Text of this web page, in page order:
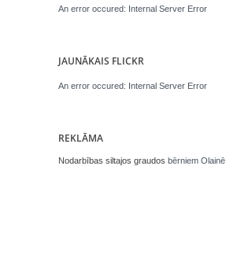
An error occured: Internal Server Error
JAUNĀKAIS FLICKR
An error occured: Internal Server Error
REKLĀMA
Nodarbības siltajos graudos bērniem Olainē